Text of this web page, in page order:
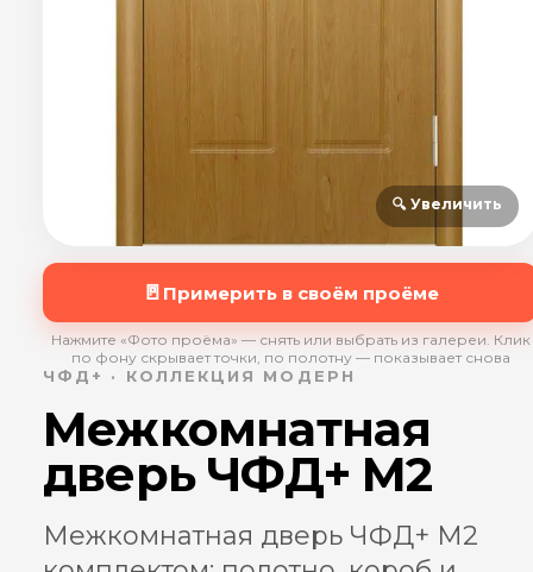
🔍 Увеличить
🚪 Примерить в своём проёме
Нажмите «Фото проёма» — снять или выбрать из галереи. Клик
по фону скрывает точки, по полотну — показывает снова
ЧФД+ · КОЛЛЕКЦИЯ МОДЕРН
Межкомнатная
дверь ЧФД+ М2
Межкомнатная дверь ЧФД+ М2